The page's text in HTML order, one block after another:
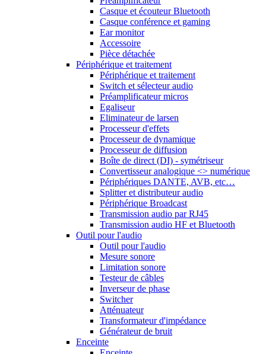
Casque et écouteur Bluetooth
Casque conférence et gaming
Ear monitor
Accessoire
Pièce détachée
Périphérique et traitement
Périphérique et traitement
Switch et sélecteur audio
Préamplificateur micros
Egaliseur
Eliminateur de larsen
Processeur d'effets
Processeur de dynamique
Processeur de diffusion
Boîte de direct (DI) - symétriseur
Convertisseur analogique <> numérique
Périphériques DANTE, AVB, etc…
Splitter et distributeur audio
Périphérique Broadcast
Transmission audio par RJ45
Transmission audio HF et Bluetooth
Outil pour l'audio
Outil pour l'audio
Mesure sonore
Limitation sonore
Testeur de câbles
Inverseur de phase
Switcher
Atténuateur
Transformateur d'impédance
Générateur de bruit
Enceinte